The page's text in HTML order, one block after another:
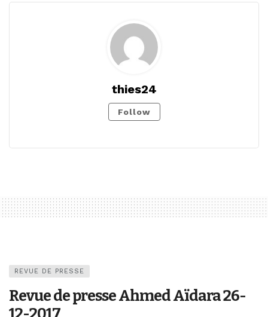
thies24
Follow
REVUE DE PRESSE
Revue de presse Ahmed Aïdara 26-